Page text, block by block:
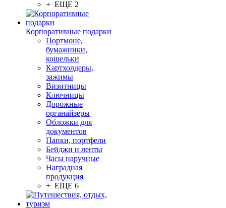
+ ЕЩЕ 2
Корпоративные подарки
Портмоне,
бумажники,
кошельки
Картхолдеры,
зажимы
Визитницы
Ключницы
Дорожные
органайзеры
Обложки для
документов
Папки, портфели
Бейджи и ленты
Часы наручные
Наградная
продукция
+ ЕЩЕ 6